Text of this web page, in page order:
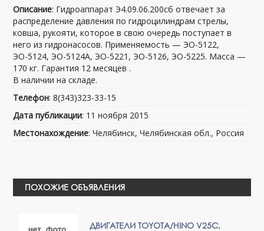
Описание: Гидроаппарат Э4.09.06.200сб отвечает за
распределение давления по гидроцилиндрам стрелы,
ковша, рукояти, которое в свою очередь поступает в
него из гидронасосов. Применяемость — ЭО-5122,
ЭО-5124, ЭО-5124А, ЭО-5221, ЭО-5126, ЭО-5225. Масса —
170 кг. Гарантия 12 месяцев .
В наличии на складе.
Телефон: 8(343)323-33-15
Дата публикации: 11 ноября 2015
Местонахождение: Челябинск, Челябинская обл., Россия
ПОХОЖИЕ ОБЪЯВЛЕНИЯ
ДВИГАТЕЛИ TOYOTA/HINO V25С,